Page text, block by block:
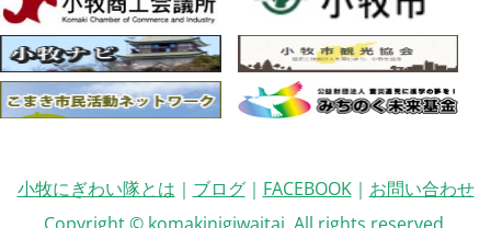
小牧にぎわい隊とは ｜ ブログ｜ FACEBOOK｜ お問い合わせ